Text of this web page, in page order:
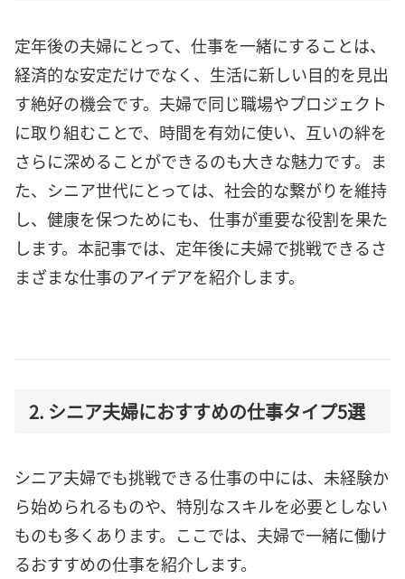
定年後の夫婦にとって、仕事を一緒にすることは、
経済的な安定だけでなく、生活に新しい目的を見出
す絶好の機会です。夫婦で同じ職場やプロジェクト
に取り組むことで、時間を有効に使い、互いの絆を
さらに深めることができるのも大きな魅力です。ま
た、シニア世代にとっては、社会的な繋がりを維持
し、健康を保つためにも、仕事が重要な役割を果た
します。本記事では、定年後に夫婦で挑戦できるさ
まざまな仕事のアイデアを紹介します。
2. シニア夫婦におすすめの仕事タイプ5選
シニア夫婦でも挑戦できる仕事の中には、未経験か
ら始められるものや、特別なスキルを必要としない
ものも多くあります。ここでは、夫婦で一緒に働け
るおすすめの仕事を紹介します。